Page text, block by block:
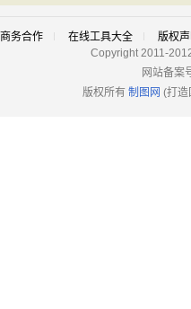
商务合作 在线工具大全
版权
Copyright 2011-
网站备案
版权所有 制图网 (打造